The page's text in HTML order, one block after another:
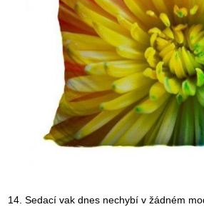
Sedací vak dnes nechybí v žádném